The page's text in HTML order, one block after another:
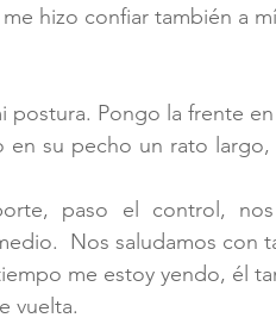
hizo confiar también a
postura. Pongo la frente
en su pecho un rato
paso el control,
Nos saludamos con
me estoy yendo, él
vuelta.